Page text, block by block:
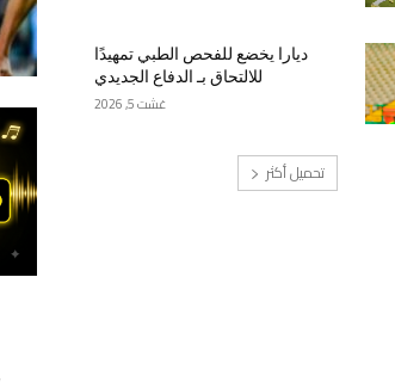
ديارا يخضع للفحص الطبي تمهيدًا
للالتحاق بـ الدفاع الجديدي
غشت 5, 2026
تحميل أكثر